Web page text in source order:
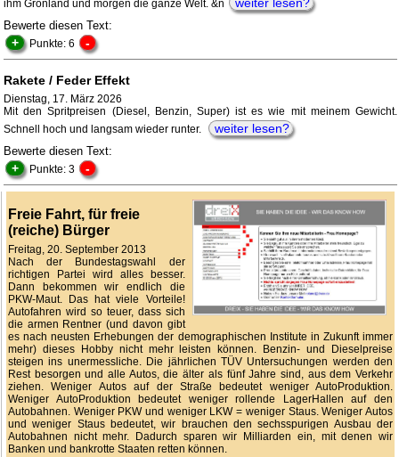
ihm Grönland und morgen die ganze Welt. &n
weiter lesen?
Bewerte diesen Text:
+ Punkte: 6 -
Rakete / Feder Effekt
Dienstag, 17. März 2026
Mit den Spritpreisen (Diesel, Benzin, Super) ist es wie mit meinem Gewicht.
Schnell hoch und langsam wieder runter.
weiter lesen?
Bewerte diesen Text:
+ Punkte: 3 -
Freie Fahrt, für freie
(reiche) Bürger
Freitag, 20. September 2013
Nach der Bundestagswahl der
richtigen Partei wird alles besser.
Dann bekommen wir endlich die
PKW-Maut. Das hat viele Vorteile!
Autofahren wird so teuer, dass sich
die armen Rentner (und davon gibt
es nach neusten Erhebungen der demographischen Institute in Zukunft immer
mehr) dieses Hobby nicht mehr leisten können. Benzin- und Dieselpreise
steigen ins unermessliche. Die jährlichen TÜV Untersuchungen werden den
Rest besorgen und alle Autos, die älter als fünf Jahre sind, aus dem Verkehr
ziehen. Weniger Autos auf der Straße bedeutet weniger AutoProduktion.
Weniger AutoProduktion bedeutet weniger rollende LagerHallen auf den
Autobahnen. Weniger PKW und weniger LKW = weniger Staus. Weniger Autos
und weniger Staus bedeutet, wir brauchen den sechsspurigen Ausbau der
Autobahnen nicht mehr. Dadurch sparen wir Milliarden ein, mit denen wir
Banken und bankrotte Staaten retten können.